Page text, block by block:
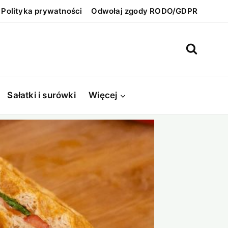
Polityka prywatności Odwołaj zgody RODO/GDPR
Sałatki i surówki Więcej